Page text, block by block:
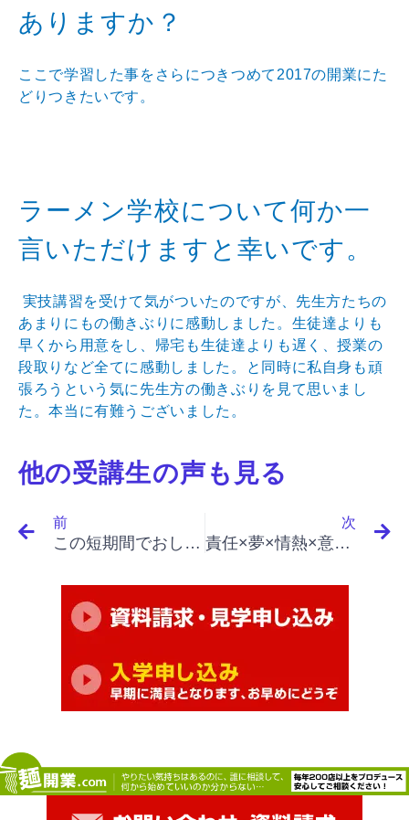
ありますか？
ここで学習した事をさらにつきつめて2017の開業にた
どりつきたいです。
ラーメン学校について何か一
言いただけますと幸いです。
実技講習を受けて気がついたのですが、先生方たちの
あまりにもの働きぶりに感動しました。生徒達よりも
早くから用意をし、帰宅も生徒達よりも遅く、授業の
段取りなど全てに感動しました。と同時に私自身も頑
張ろうという気に先生方の働きぶりを見て思いまし
た。本当に有難うございました。
他の受講生の声も見る
前
この短期間でおしみなく技術を教えてくれるところはないと思います。
次
責任×夢×情熱×意志力×経験×直観力×忍耐力、全て必要